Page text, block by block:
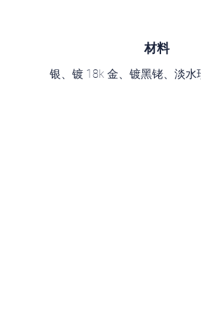
材料
银、镀 18k 金、镀黑铑、淡水